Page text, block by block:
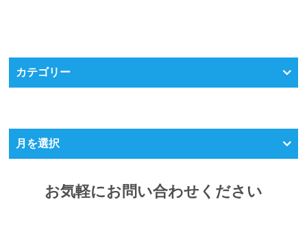
カテゴリー
月を選択
お気軽にお問い合わせください